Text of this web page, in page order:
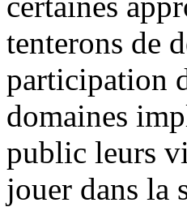
tenterons de
participation
domaines
public leurs
jouer dans la